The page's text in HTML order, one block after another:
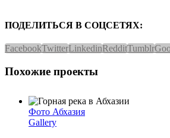
ПОДЕЛИТЬСЯ В СОЦСЕТЯХ:
FacebookTwitterLinkedinRedditTumblr
Похожие проекты
Фото Абхазия
Gallery